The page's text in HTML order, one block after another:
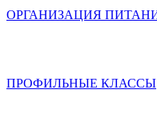
ОРГАНИЗАЦИЯ
ПРОФИЛЬНЫЕ КЛАССЫ